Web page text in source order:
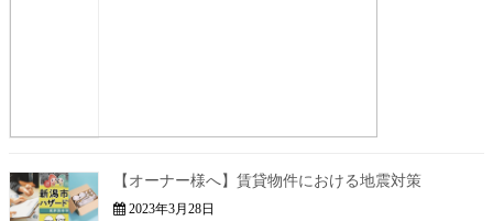
【オーナー様へ】賃貸物件における地震対策
2023年3月28日